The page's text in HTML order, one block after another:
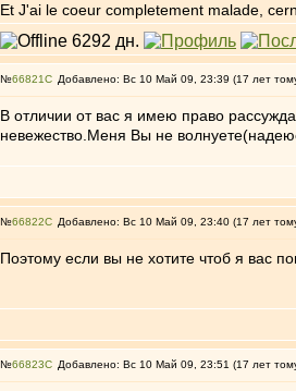
Et J'ai le coeur completement malade,
№66821 Добавлено: Вс 10 Май 09, 23:39 (17 лет
В отличии от вас я имею право
невежество.Меня Вы не
№66822 Добавлено: Вс 10 Май 09, 23:40 (17 лет
Поэтому если вы не хотите чтоб я вас
№66823 Добавлено: Вс 10 Май 09, 23:51 (17 лет